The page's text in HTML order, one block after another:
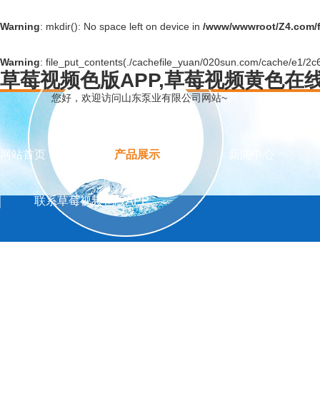
Warning: mkdir(): No space left on device in /www/wwwroot/
Warning: file_put_contents(./cachefile_yuan/020sun.com/cache/e1/
草莓视频色版APP,草莓视频黄色在
您好，欢迎访问山东泵业有限公司网站~
网站首页 产品展示 新闻中心
联系草莓视频色版APP